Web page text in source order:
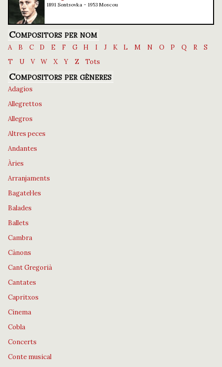
1891 Sontsovka - 1953 Moscou
Compositors per nom
A B C D E F G H I J K L M N O P Q R
S
T
U V W X Y Z Tots
Compositors per gèneres
Adagios
Allegrettos
Allegros
Altres peces
Andantes
Àries
Arranjaments
Bagatel·les
Balades
Ballets
Cambra
Cànons
Cant Gregorià
Cantates
Capritxos
Cinema
Cobla
Concerts
Conte musical